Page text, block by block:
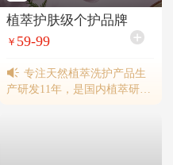
植萃护肤级个护品牌
￥ 59-99
专注天然植萃洗护产品生
产研发11年，是国内植萃研究